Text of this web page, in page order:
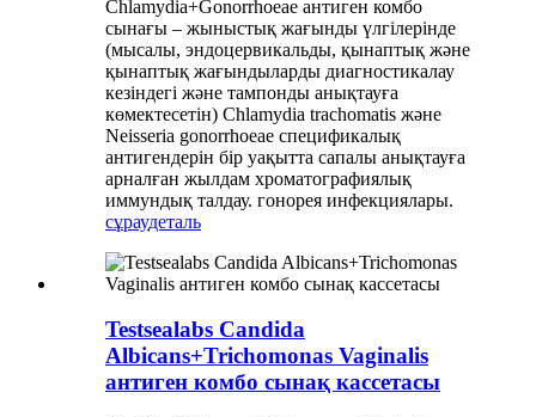
Chlamydia+Gonorrhoeae антиген комбо
сынағы – жыныстық жағынды үлгілерінде
(мысалы, эндоцервикальды, қынаптық және
қынаптық жағындыларды диагностикалау
кезіндегі және тампонды анықтауға
көмектесетін) Chlamydia trachomatis және
Neisseria gonorrhoeae спецификалық
антигендерін бір уақытта сапалы анықтауға
арналған жылдам хроматографиялық
иммундық талдау. гонорея инфекциялары.
сұраудеталь
Testsealabs Candida
Albicans+Trichomonas Vaginalis
антиген комбо сынақ кассетасы